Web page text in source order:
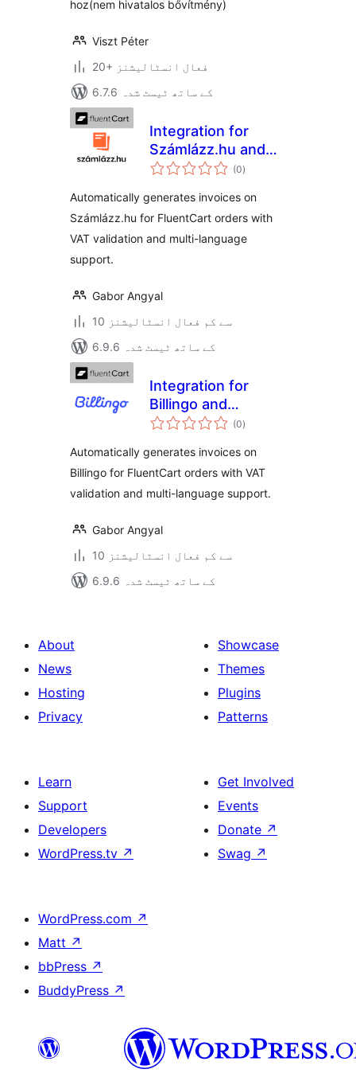
hoz(nem hivatalos bővítmény)
Viszt Péter
20+ فعال انسٹالیشنز
6.7.6 کے ساتھ ٹیسٹ شدہ
Integration for
Számlázz.hu and
FluentCart
(0مجموعی
درجہ
)
Automatically generates invoices on
Számlázz.hu for FluentCart orders with
VAT validation and multi-language
support.
Gabor Angyal
10 سے کم فعال انسٹالیشنز
6.9.6 کے ساتھ ٹیسٹ شدہ
Integration for
Billingo and
FluentCart
(0مجموعی
درجہ
)
Automatically generates invoices on
Billingo for FluentCart orders with VAT
validation and multi-language support.
Gabor Angyal
10 سے کم فعال انسٹالیشنز
6.9.6 کے ساتھ ٹیسٹ شدہ
About
News
Hosting
Privacy
Showcase
Themes
Plugins
Patterns
Learn
Support
Developers
WordPress.tv ↗
Get Involved
Events
Donate ↗
Swag ↗
WordPress.com ↗
Matt ↗
bbPress ↗
BuddyPress ↗